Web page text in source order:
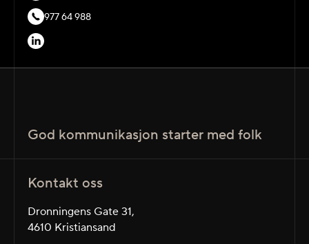
977 64 988
God kommunikasjon starter med folk
Kontakt oss
Dronningens Gate 31,
4610 Kristiansand